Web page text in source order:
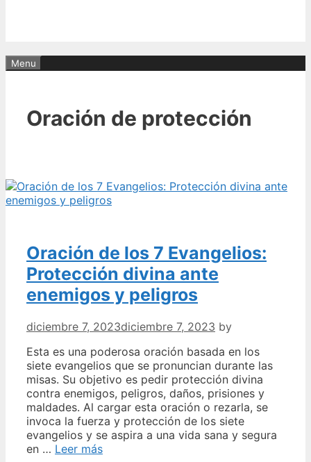
Menu
Oración de protección
Oración de los 7 Evangelios:
Protección divina ante
enemigos y peligros
diciembre 7, 2023diciembre 7, 2023 by
Esta es una poderosa oración basada en los
siete evangelios que se pronuncian durante las
misas. Su objetivo es pedir protección divina
contra enemigos, peligros, daños, prisiones y
maldades. Al cargar esta oración o rezarla, se
invoca la fuerza y ​​protección de los siete
evangelios y se aspira a una vida sana y segura
en … Leer másOración